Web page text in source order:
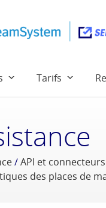
Tarifs
/API et connecteurs
des places de